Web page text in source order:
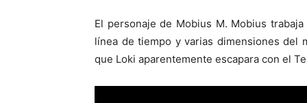
El personaje de Mobius M. Mobius
línea de tiempo y varias dimensiones del
que Loki aparentemente escapara con el